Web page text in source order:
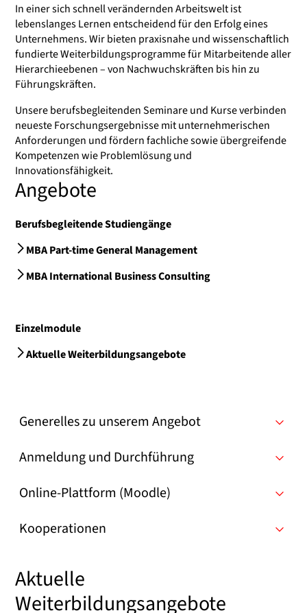
In einer sich schnell verändernden Arbeitswelt ist
lebenslanges Lernen entscheidend für den Erfolg eines
Unternehmens. Wir bieten praxisnahe und wissenschaftlich
fundierte Weiterbildungsprogramme für Mitarbeitende aller
Hierarchieebenen – von Nachwuchskräften bis hin zu
Führungskräften.
Unsere berufsbegleitenden Seminare und Kurse verbinden
neueste Forschungsergebnisse mit unternehmerischen
Anforderungen und fördern fachliche sowie übergreifende
Kompetenzen wie Problemlösung und
Innovationsfähigkeit.
Angebote
Berufsbegleitende Studiengänge
MBA Part-time General Management
MBA International Business Consulting
Einzelmodule
Aktuelle Weiterbildungsangebote
Generelles zu unserem Angebot
Anmeldung und Durchführung
Online-Plattform (Moodle)
Kooperationen
Aktuelle
Weiterbildungsangebote